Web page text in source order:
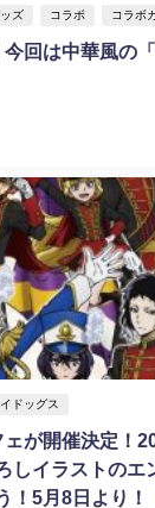
ズ コラボ コラボ
回は中華風の
ドッグス
ェが開催決定！
しイラストのエ
！5月8日より！